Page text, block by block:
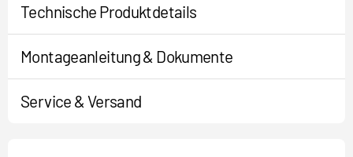
Technische Produktdetails
Montageanleitung & Dokumente
Service & Versand